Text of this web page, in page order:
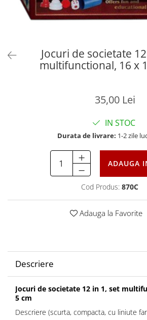
Jocuri de societate
multifunctional, 16 x
35,00 Lei
IN STOC
Durata de livrare: 1-2 zile
ADAUGA
Cod Produs: 870C
Adauga la Favorite
Descriere
Jocuri de societate 12 in 1, set
5 cm
Descriere (scurta, compacta, cu liniute